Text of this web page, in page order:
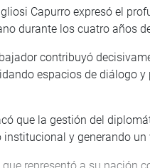
Capurro expresó el
durante los cuatro años
contribuyó
espacios de diálogo
que la gestión del
y generando